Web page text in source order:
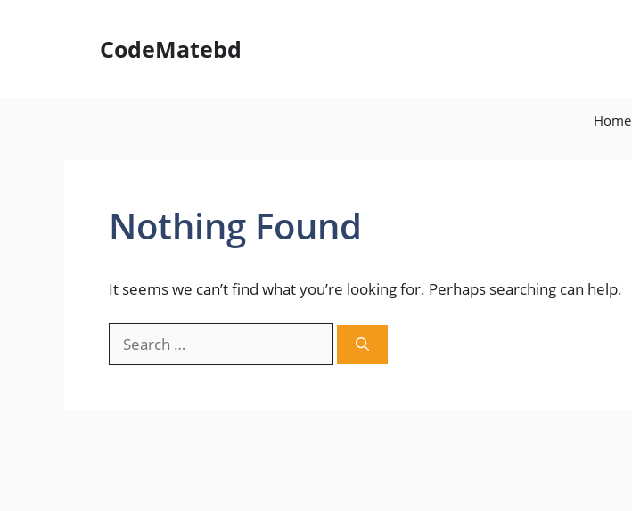
CodeMatebd
Home
Nothing Found
It seems we can’t find what you’re looking for. Perhaps searching can help.
for: